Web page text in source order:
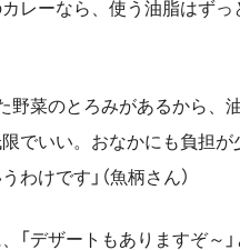
レーなら、使う油脂はずっ
野菜のとろみがあるから、
でいい。おなかにも負担が
わけです」（魚柄さん）
「デザートもありますぞ～